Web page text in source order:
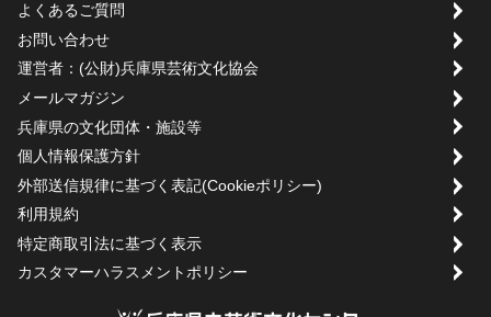
よくあるご質問
お問い合わせ
運営者：(公財)兵庫県芸術文化協会
メールマガジン
兵庫県の文化団体・施設等
個人情報保護方針
外部送信規律に基づく表記(Cookieポリシー)
利用規約
特定商取引法に基づく表示
カスタマーハラスメントポリシー